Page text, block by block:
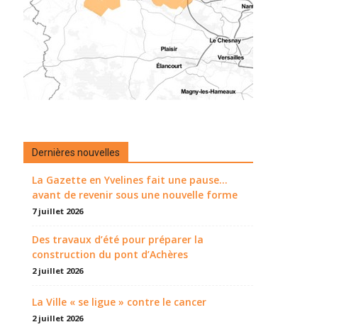
Dernières nouvelles
La Gazette en Yvelines fait une pause...
avant de revenir sous une nouvelle forme
7 juillet 2026
Des travaux d’été pour préparer la
construction du pont d’Achères
2 juillet 2026
La Ville « se ligue » contre le cancer
2 juillet 2026